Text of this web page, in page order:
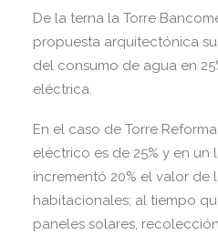
De la terna la Torre
propuesta arquitectónica
del consumo de agua en
eléctrica.
En el caso de Torre
eléctrico es de 25% y en un
incrementó 20% el valor de
habitacionales; al tiempo
paneles solares,